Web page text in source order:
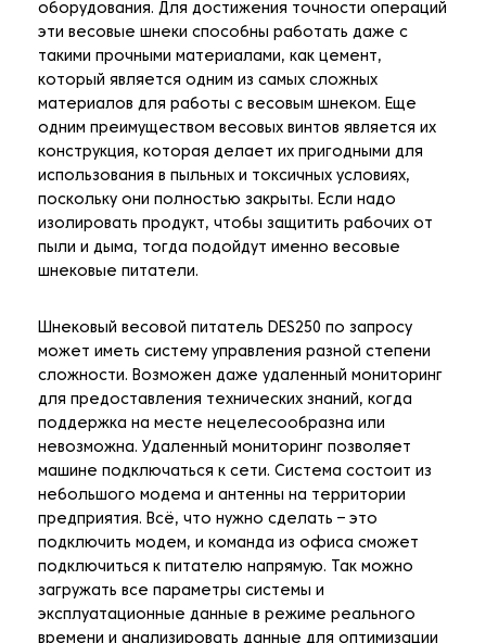
оборудования. Для достижения точности операций
эти весовые шнеки способны работать даже с
такими прочными материалами, как цемент,
который является одним из самых сложных
материалов для работы с весовым шнеком. Еще
одним преимуществом весовых винтов является их
конструкция, которая делает их пригодными для
использования в пыльных и токсичных условиях,
поскольку они полностью закрыты. Если надо
изолировать продукт, чтобы защитить рабочих от
пыли и дыма, тогда подойдут именно весовые
шнековые питатели.
Шнековый весовой питатель DES250 по запросу
может иметь систему управления разной степени
сложности. Возможен даже удаленный мониторинг
для предоставления технических знаний, когда
поддержка на месте нецелесообразна или
невозможна. Удаленный мониторинг позволяет
машине подключаться к сети. Система состоит из
небольшого модема и антенны на территории
предприятия. Всё, что нужно сделать – это
подключить модем, и команда из офиса сможет
подключиться к питателю напрямую. Так можно
загружать все параметры системы и
эксплуатационные данные в режиме реального
времени и анализировать данные для оптимизации